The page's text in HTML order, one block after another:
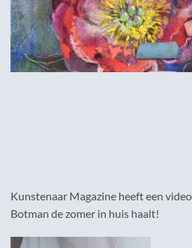
Kunstenaar Magazine heeft een
Botman de zomer in huis haalt!